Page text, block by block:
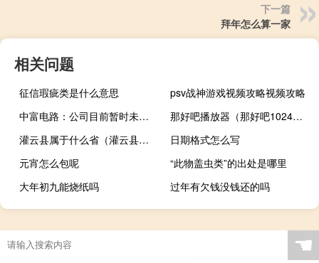
下一篇
拜年怎么算一家
相关问题
征信瑕疵类是什么意思
psv战神游戏视频攻略视频攻略
中富电路：公司目前暂时未与英特尔进行合作
那好吧播放器（那好吧1024在线观看）
灌云县属于什么省（灌云县属于哪个市）
日期格式怎么写
元宵怎么包呢
“此物盖虫类”的出处是哪里
大年初九能烧纸吗
过年有欠钱没钱还的吗
☚